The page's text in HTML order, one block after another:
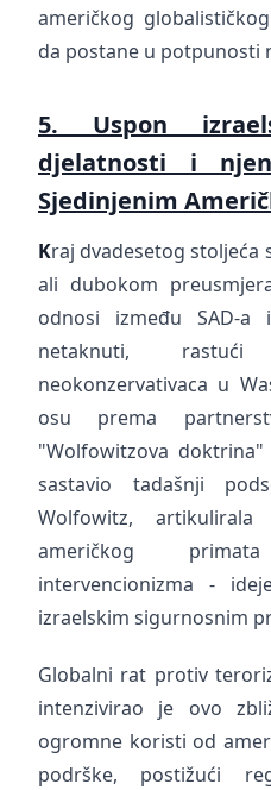
američkog
da postane u potpunosti
5. Uspon
djelatnosti i
Sjedinjenim
Kraj dvadesetog stoljeća
ali dubokom
odnosi između SAD-
netaknuti,
neokonzervativaca u
osu prema
"Wolfowitzova
sastavio tadašnji
Wolfowitz,
američkog
intervencionizma -
izraelskim sigurnosnim
Globalni rat protiv
intenzivirao je ovo
ogromne koristi od
podrške, postižući